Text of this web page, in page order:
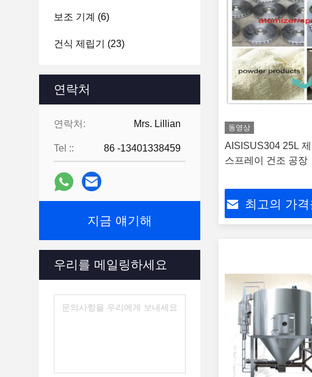
보조 기계 (6)
건식 제립기 (23)
연락처
연락처: Mrs. Lillian
Tel :: 86 -13401338459
지금 얘기해
우리를 메일링하세요
동영상
AISISUS304 25L
스프레이 건조 공장
최고의 가